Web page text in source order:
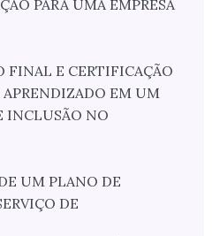
PARA UMA EMPRESA
FINAL E CERTIFICAÇÃO
APRENDIZADO EM UM
INCLUSÃO NO
UM PLANO DE
DE